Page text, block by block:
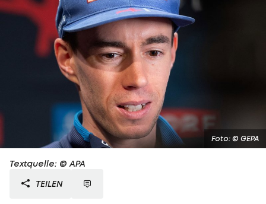
Foto: © GEPA
Textquelle: © APA
TEILEN